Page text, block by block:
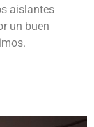
aislantes
un buen